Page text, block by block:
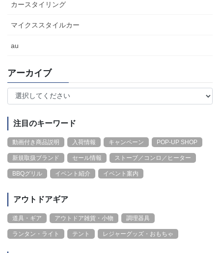
カースタイリング
マイクススタイルカー
au
アーカイブ
注目のキーワード
動画付き商品説明 入荷情報 キャンペーン POP-UP SHOP
新規取扱ブランド セール情報 ストーブ／コンロ／ヒーター
BBQグリル イベント紹介 イベント案内
アウトドアギア
道具・ギア アウトドア雑貨・小物 調理器具
ランタン・ライト テント レジャーグッズ・おもちゃ